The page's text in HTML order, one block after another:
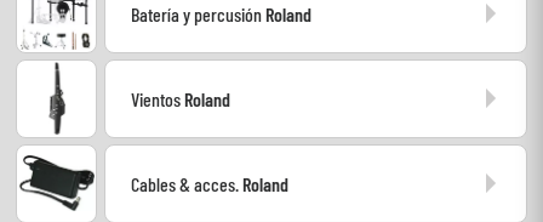
Batería y percusiónRoland
VientosRoland
Cables & acces.Roland